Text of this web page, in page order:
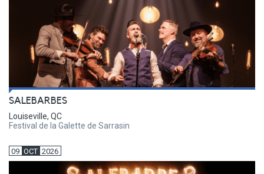
SALEBARBES
Louiseville, QC
Festival de la Galette de Sarrasin
09 OCT 2026